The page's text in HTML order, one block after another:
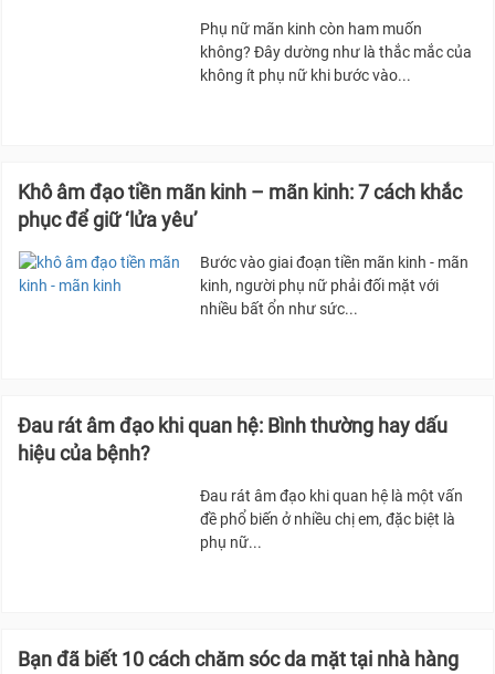
Phụ nữ mãn kinh còn ham muốn
không? Đây dường như là thắc mắc của
không ít phụ nữ khi bước vào...
Khô âm đạo tiền mãn kinh – mãn kinh: 7 cách khắc
phục để giữ ‘lửa yêu’
Bước vào giai đoạn tiền mãn kinh - mãn
kinh, người phụ nữ phải đối mặt với
nhiều bất ổn như sức...
Đau rát âm đạo khi quan hệ: Bình thường hay dấu
hiệu của bệnh?
Đau rát âm đạo khi quan hệ là một vấn
đề phổ biến ở nhiều chị em, đặc biệt là
phụ nữ...
Bạn đã biết 10 cách chăm sóc da mặt tại nhà hàng